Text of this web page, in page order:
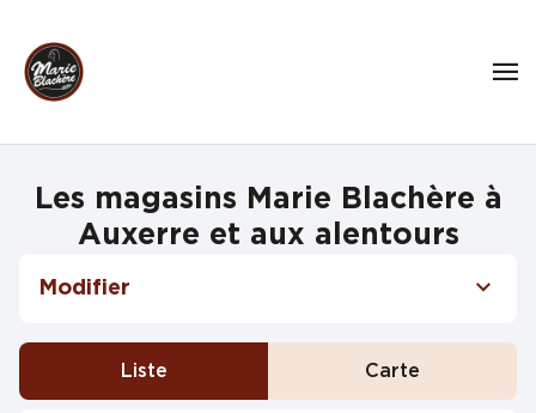
Les magasins Marie Blachère à
Auxerre et aux alentours
Modifier
Liste Carte